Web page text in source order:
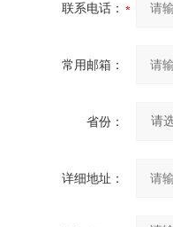
联系电话：
常用邮箱：
省份：
详细地址：